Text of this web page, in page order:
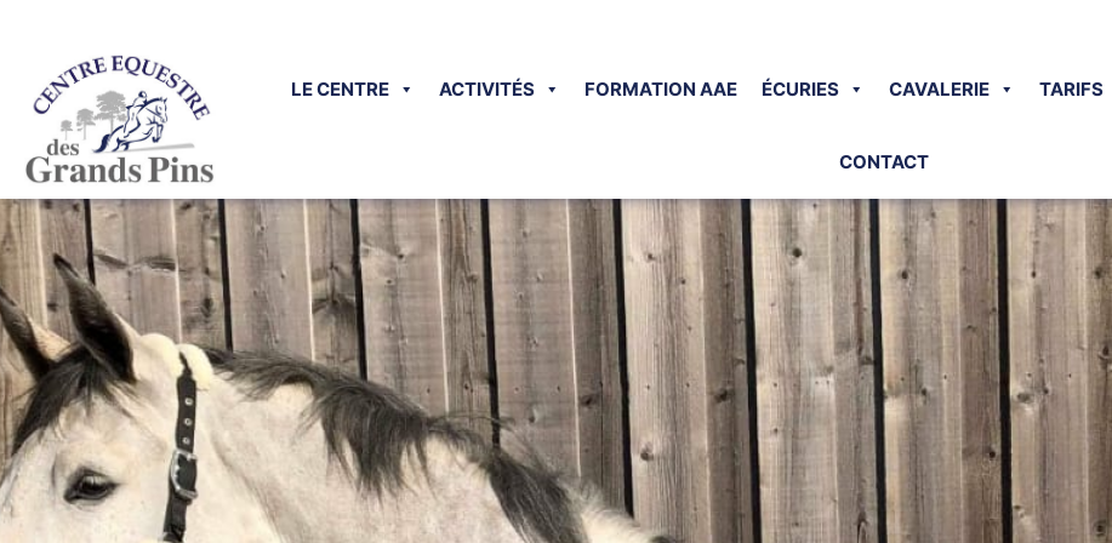
LE CENTRE ACTIVITÉS FORMATION AAE ÉCURIES CAVALERIE TARIFS
CONTACT